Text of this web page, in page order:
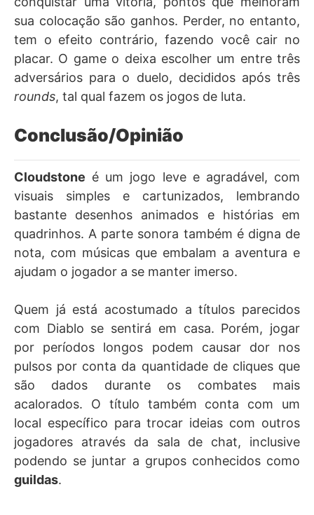
sua colocação são ganhos. Perder, no entanto,
tem o efeito contrário, fazendo você cair no
placar. O game o deixa escolher um entre três
adversários para o duelo, decididos após três
rounds, tal qual fazem os jogos de luta.
Conclusão/Opinião
Cloudstone é um jogo leve e agradável, com
visuais simples e cartunizados, lembrando
bastante desenhos animados e histórias em
quadrinhos. A parte sonora também é digna de
nota, com músicas que embalam a aventura e
ajudam o jogador a se manter imerso.
Quem já está acostumado a títulos parecidos
com Diablo se sentirá em casa. Porém, jogar
por períodos longos podem causar dor nos
pulsos por conta da quantidade de cliques que
são dados durante os combates mais
acalorados. O título também conta com um
local específico para trocar ideias com outros
jogadores através da sala de chat, inclusive
podendo se juntar a grupos conhecidos como
guildas.